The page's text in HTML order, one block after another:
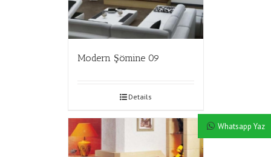
Modern Şömine 09
Details
Whatsapp Yaz